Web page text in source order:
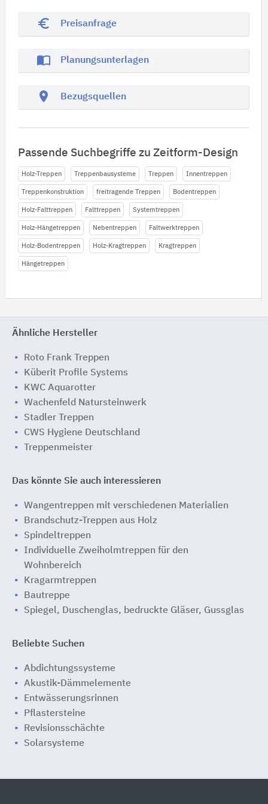
euro_symbol Preisanfrage
import_contacts Planungsunterlagen
location_on Bezugsquellen
Passende Suchbegriffe zu Zeitform-Design
Holz-Treppen Treppenbausysteme Treppen Innentreppen
Treppenkonstruktion freitragende Treppen Bodentreppen
Holz-Falttreppen Falttreppen Systemtreppen
Holz-Hängetreppen Nebentreppen Faltwerktreppen
Holz-Bodentreppen Holz-Kragtreppen Kragtreppen
Hängetreppen
Ähnliche Hersteller
Roto Frank Treppen
Küberit Profile Systems
KWC Aquarotter
Wachenfeld Natursteinwerk
Stadler Treppen
CWS Hygiene Deutschland
Treppenmeister
Das könnte Sie auch interessieren
Wangentreppen mit verschiedenen Materialien
Brandschutz-Treppen aus Holz
Spindeltreppen
Individuelle Zweiholmtreppen für den
Wohnbereich
Kragarmtreppen
Bautreppe
Spiegel, Duschenglas, bedruckte Gläser, Gussglas
Beliebte Suchen
Abdichtungssysteme
Akustik-Dämmelemente
Entwässerungsrinnen
Pflastersteine
Revisionsschächte
Solarsysteme